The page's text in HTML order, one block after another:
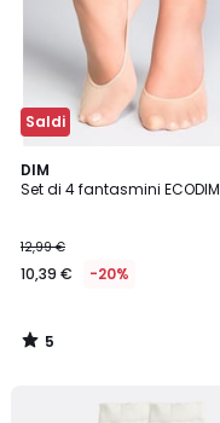
Saldi
DIM
Set di 4 fantasmini ECODIM
12,99 €
10,39 € -20%
5
/
5
/